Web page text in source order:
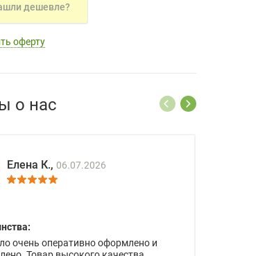
дешевле?
оферту
о нас
Елена К., 06.07.2026
очень оперативно оформлено и